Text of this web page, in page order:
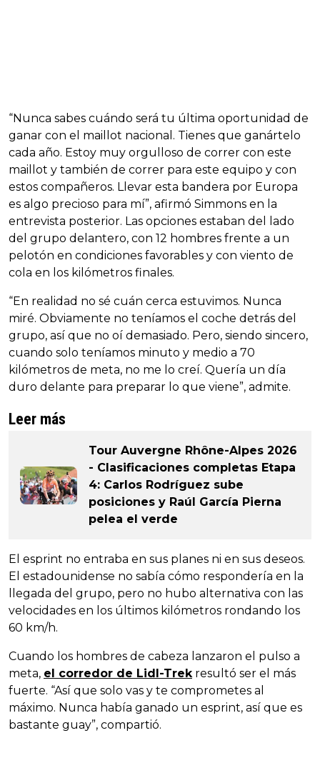
“Nunca sabes cuándo será tu última oportunidad de
ganar con el maillot nacional. Tienes que ganártelo
cada año. Estoy muy orgulloso de correr con este
maillot y también de correr para este equipo y con
estos compañeros. Llevar esta bandera por Europa
es algo precioso para mí”, afirmó Simmons en la
entrevista posterior. Las opciones estaban del lado
del grupo delantero, con 12 hombres frente a un
pelotón en condiciones favorables y con viento de
cola en los kilómetros finales.
“En realidad no sé cuán cerca estuvimos. Nunca
miré. Obviamente no teníamos el coche detrás del
grupo, así que no oí demasiado. Pero, siendo sincero,
cuando solo teníamos minuto y medio a 70
kilómetros de meta, no me lo creí. Quería un día
duro delante para preparar lo que viene”, admite.
Leer más
Tour Auvergne Rhône-Alpes 2026
- Clasificaciones completas Etapa
4: Carlos Rodríguez sube
posiciones y Raúl García Pierna
pelea el verde
El esprint no entraba en sus planes ni en sus deseos.
El estadounidense no sabía cómo respondería en la
llegada del grupo, pero no hubo alternativa con las
velocidades en los últimos kilómetros rondando los
60 km/h.
Cuando los hombres de cabeza lanzaron el pulso a
meta, el corredor de Lidl-Trekresultó ser el más
fuerte. “Así que solo vas y te comprometes al
máximo. Nunca había ganado un esprint, así que es
bastante guay”, compartió.